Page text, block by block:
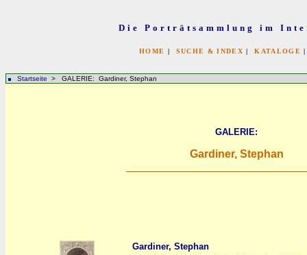
Die Porträtsammlung im
HOME | SUCHE & INDEX |KATALOGE
Startseite > GALERIE: Gardiner, Stephan
GALERIE:
Gardiner, Stephan
Gardiner, Stephan